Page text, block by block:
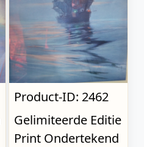
Product-ID: 2462
Gelimiteerde Editie
Print Ondertekend